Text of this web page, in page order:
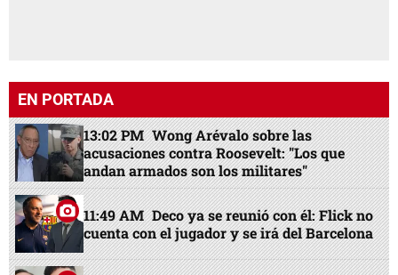
EN PORTADA
13:02 PM Wong Arévalo sobre las
acusaciones contra Roosevelt: "Los que
andan armados son los militares"
11:49 AM Deco ya se reunió con él: Flick no
cuenta con el jugador y se irá del Barcelona